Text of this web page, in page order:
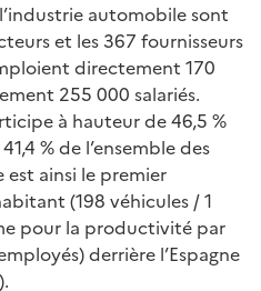
automobile sont
et les 367 fournisseurs
directement 170
255 000 salariés.
à hauteur de 46,5 %
% de l’ensemble des
est ainsi le premier
(198 véhicules / 1
pour la productivité par
derrière l’Espagne